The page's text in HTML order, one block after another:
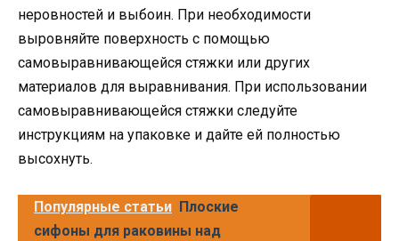
неровностей и выбоин. При необходимости
выровняйте поверхность с помощью
самовыравнивающейся стяжки или других
материалов для выравнивания. При использовании
самовыравнивающейся стяжки следуйте
инструкциям на упаковке и дайте ей полностью
высохнуть.
Популярные статьи Плоские
сифоны для раковины над